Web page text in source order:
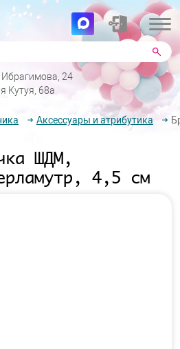
Ибрагимова, 24
Кутуя, 68а
Аксессуары и атрибутика
ШДМ,
4,5 см